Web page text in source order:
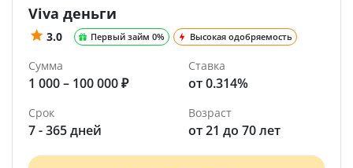
Viva деньги
3.0 Первый займ 0% Высокая одобряемость
Сумма
1 000 – 100 000 ₽
Ставка
от 0.314%
Срок
7 - 365 дней
Возраст
от 21 до 70 лет